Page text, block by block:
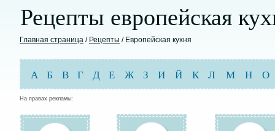
Рецепты европейская
Главная страница / Рецепты / Европейская кухня
А Б В Г Д Е Ж З И Й К Л М Н О
На правах рекламы: